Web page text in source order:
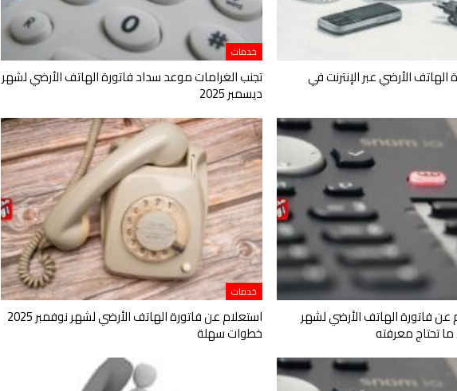
الأرضي عبر الإنترنت في
خدمات
تجنب الغرامات موعد سداد فاتورة الهاتف الأرضي لشهر
ديسمبر 2025
عن فاتورة الهاتف الأرضي لشهر
خدمات
استعلام عن فاتورة الهاتف الأرضي لشهر نوفمبر 2025
خطوات سهلة